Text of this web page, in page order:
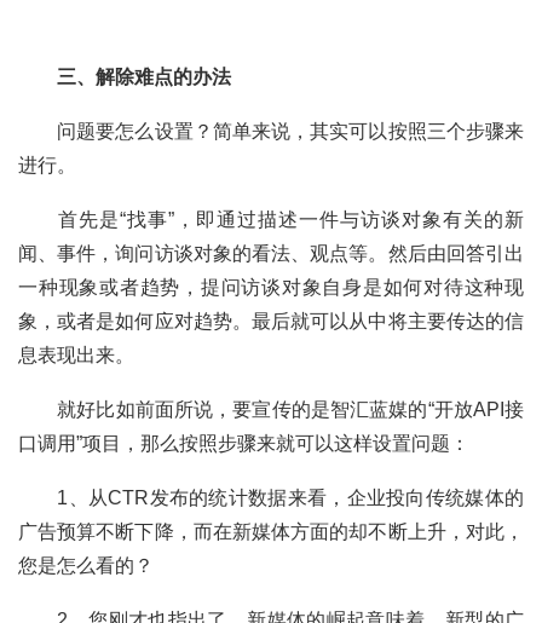
三、解除难点的办法
进行。
闻、事件，询问访谈对象的看法、观点等。然后由回答引出
一种现象或者趋势，提问访谈对象自身是如何对待这种现
象，或者是如何应对趋势。最后就可以从中将主要传达的信
息表现出来。
口调用”项目，那么按照步骤来就可以这样设置问题：
广告预算不断下降，而在新媒体方面的却不断上升，对此，
您是怎么看的？